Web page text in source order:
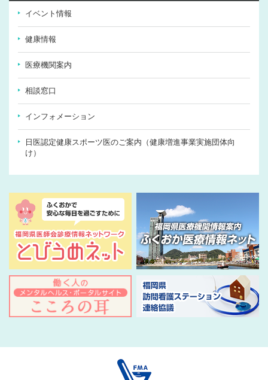
イベント情報
健康情報
医療機関案内
相談窓口
インフォメーション
日医認定健康スポーツ医のご案内（健康増進事業実施団体向
け）